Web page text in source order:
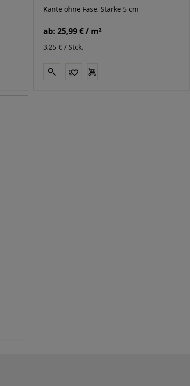
Kante ohne Fase, Stärke 5 cm
ab:25,99 € / m²
3,25 € / Stck.